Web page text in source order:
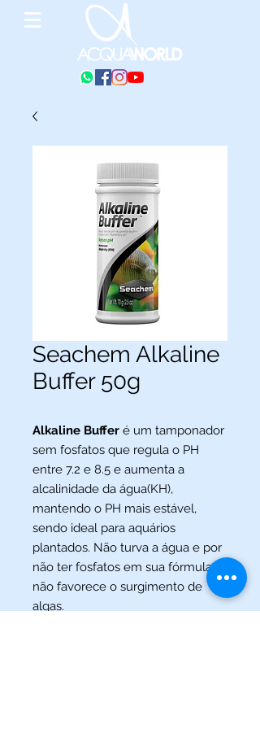
Seachem Alkaline
Buffer 50g
Alkaline Buffer é um tamponador
sem fosfatos que regula o PH
entre 7.2 e 8.5 e aumenta a
alcalinidade da água(KH),
mantendo o PH mais estável,
sendo ideal para aquários
plantados. Não turva a água e por
não ter fosfatos em sua fórmula
não favorece o surgimento de
algas.